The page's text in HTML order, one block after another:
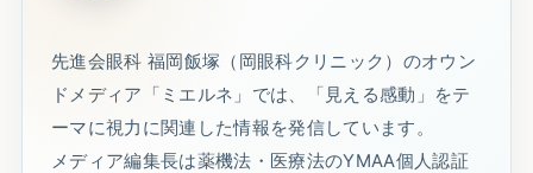
先進会眼科 福岡飯塚（岡眼科クリニック）のオウン
ドメディア「ミエルネ」では、「見える感動」をテ
ーマに視力に関連した情報を発信しています。
メディア編集長は薬機法・医療法のYMAA個人認証